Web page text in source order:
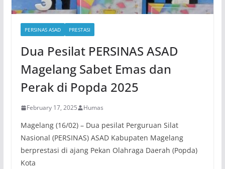
PERSINAS ASAD PRESTASI
Dua Pesilat PERSINAS ASAD
Magelang Sabet Emas dan
Perak di Popda 2025
February 17, 2025 Humas
Magelang (16/02) – Dua pesilat Perguruan Silat
Nasional (PERSINAS) ASAD Kabupaten Magelang
berprestasi di ajang Pekan Olahraga Daerah (Popda)
Kota